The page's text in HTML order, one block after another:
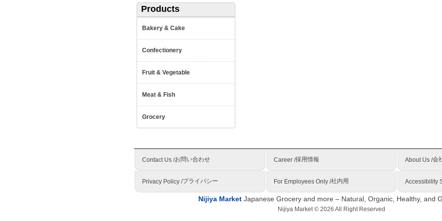
Products
Bakery & Cake
Confectionery
Fruit & Vegetable
Meat & Fish
Grocery
Contact Us /お問い合わせ Career /採用情報 About Us /会
Privacy Policy /プライバシー For Employees Only /社内用 Accessibility
Nijiya MarketJapanese Grocery and more – Natural, Organic, Healthy, and
Nijiya Market © 2026 All Right Reserved